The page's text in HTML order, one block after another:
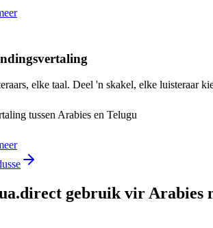
elke taal. Deel 'n skakel, elke luisteraar
tussen Arabies en Telugu
gebruik vir Arabies